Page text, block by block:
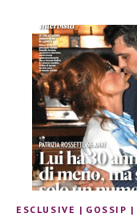
ESCLUSIVE | GOSSIP |